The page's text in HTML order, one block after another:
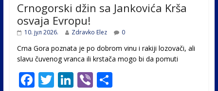
Crnogorski džin sa Jankovića Krša
osvaja Evropu!
10. јул 2026. Zdravko Elez 0
Crna Gora poznata je po dobrom vinu i rakiji lozovači, ali
slavu čuvenog vranca ili krstača mogo bi da pomuti
F T Li Vi S